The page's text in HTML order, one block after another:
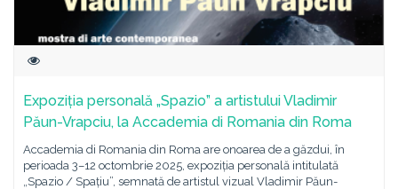
Expoziția personală „Spazio” a artistului Vladimir
Păun-Vrapciu, la Accademia di Romania din Roma
Accademia di Romania din Roma are onoarea de a găzdui, în
perioada 3–12 octombrie 2025, expoziția personală intitulată
„Spazio / Spațiu”, semnată de artistul vizual Vladimir Păun-